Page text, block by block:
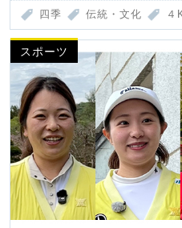
四季 伝統・文化 ４
スポーツ